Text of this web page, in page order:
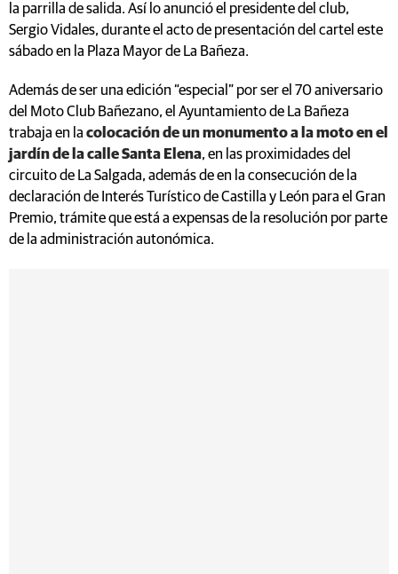
la parrilla de salida. Así lo anunció el presidente del club,
Sergio Vidales, durante el acto de presentación del cartel este
sábado en la Plaza Mayor de La Bañeza.
Además de ser una edición “especial” por ser el 70 aniversario
del Moto Club Bañezano, el Ayuntamiento de La Bañeza
trabaja en la colocación de un monumento a la moto en el
jardín de la calle Santa Elena, en las proximidades del
circuito de La Salgada, además de en la consecución de la
declaración de Interés Turístico de Castilla y León para el Gran
Premio, trámite que está a expensas de la resolución por parte
de la administración autonómica.